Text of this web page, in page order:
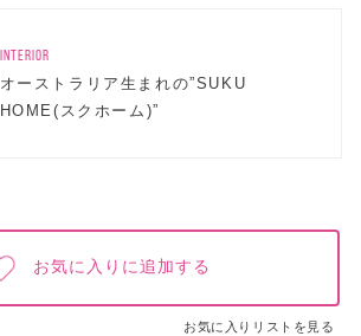
INTERIOR
オーストラリア生まれの”SUKU
HOME(スクホーム)”
お気に入りに追加する
お気に入りリストを見る